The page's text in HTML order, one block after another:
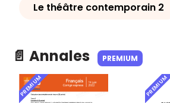
Le théâtre contemporain 2
📄 Annales PREMIUM
PREMIUM PREMIUM